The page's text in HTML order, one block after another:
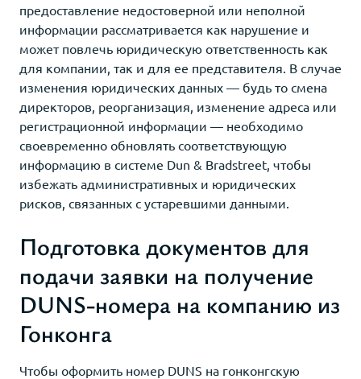
предоставление недостоверной или неполной
информации рассматривается как нарушение и
может повлечь юридическую ответственность как
для компании, так и для ее представителя. В случае
изменения юридических данных — будь то смена
директоров, реорганизация, изменение адреса или
регистрационной информации — необходимо
своевременно обновлять соответствующую
информацию в системе Dun & Bradstreet, чтобы
избежать административных и юридических
рисков, связанных с устаревшими данными.
Подготовка документов для
подачи заявки на получение
DUNS-номера на компанию из
Гонконга
Чтобы оформить номер DUNS на гонконгскую